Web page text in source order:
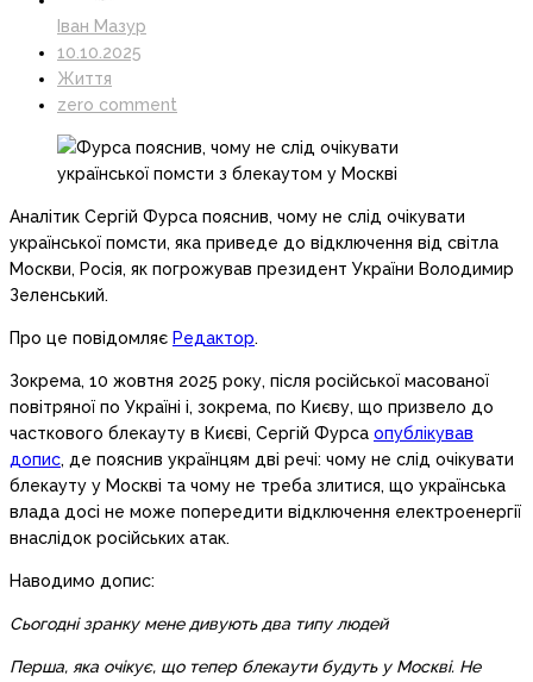
Іван Мазур
10.10.2025
Життя
zero comment
Аналітик Сергій Фурса пояснив, чому не слід очікувати
української помсти, яка приведе до відключення від світла
Москви, Росія, як погрожував президент України Володимир
Зеленський.
Про це повідомляє Редактор.
Зокрема, 10 жовтня 2025 року, після російської масованої
повітряної по Україні і, зокрема, по Києву, що призвело до
часткового блекауту в Києві, Сергій Фурса опублікував
допис, де пояснив українцям дві речі: чому не слід очікувати
блекауту у Москві та чому не треба злитися, що українська
влада досі не може попередити відключення електроенергії
внаслідок російських атак.
Наводимо допис:
Сьогодні зранку мене дивують два типу людей
Перша, яка очікує, що тепер блекаути будуть у Москві. Не